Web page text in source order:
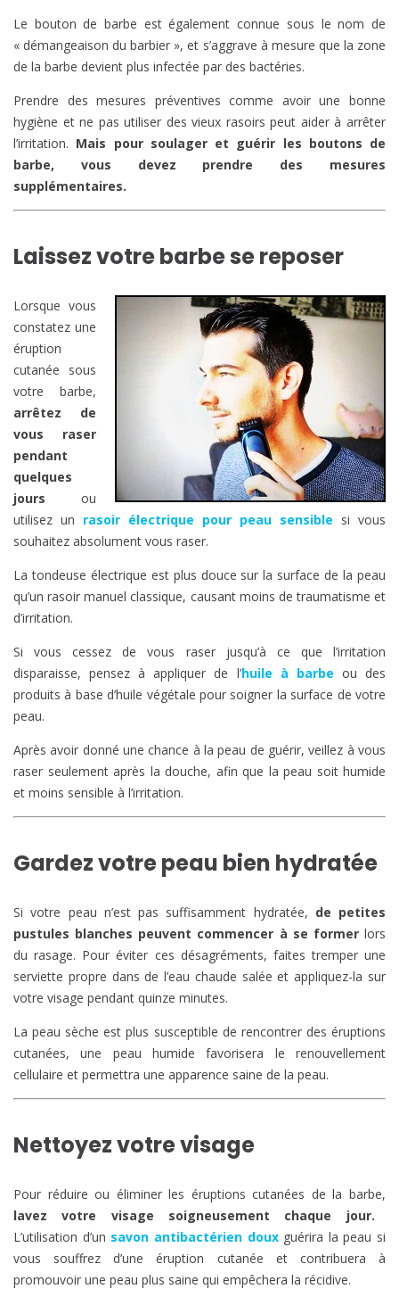
Le bouton de barbe est également connue sous le nom de
« démangeaison du barbier », et s’aggrave à mesure que la zone
de la barbe devient plus infectée par des bactéries.
Prendre des mesures préventives comme avoir une bonne
hygiène et ne pas utiliser des vieux rasoirs peut aider à arrêter
l’irritation. Mais pour soulager et guérir les boutons de
barbe, vous devez prendre des mesures
supplémentaires.
Laissez votre barbe se reposer
Lorsque vous
constatez une
éruption
cutanée sous
votre barbe,
arrêtez de
vous raser
pendant
quelques
jours ou
utilisez un rasoir électrique pour peau sensible si vous
souhaitez absolument vous raser.
La tondeuse électrique est plus douce sur la surface de la peau
qu’un rasoir manuel classique, causant moins de traumatisme et
d’irritation.
Si vous cessez de vous raser jusqu’à ce que l’irritation
disparaisse, pensez à appliquer de l’huile à barbe ou des
produits à base d’huile végétale pour soigner la surface de votre
peau.
Après avoir donné une chance à la peau de guérir, veillez à vous
raser seulement après la douche, afin que la peau soit humide
et moins sensible à l’irritation.
Gardez votre peau bien hydratée
Si votre peau n’est pas suffisamment hydratée, de petites
pustules blanches peuvent commencer à se formerlors
du rasage. Pour éviter ces désagréments, faites tremper une
serviette propre dans de l’eau chaude salée et appliquez-la sur
votre visage pendant quinze minutes.
La peau sèche est plus susceptible de rencontrer des éruptions
cutanées, une peau humide favorisera le renouvellement
cellulaire et permettra une apparence saine de la peau.
Nettoyez votre visage
Pour réduire ou éliminer les éruptions cutanées de la barbe,
lavez votre visage soigneusement chaque jour.
L’utilisation d’un savon antibactérien douxguérira la peau si
vous souffrez d’une éruption cutanée et contribuera à
promouvoir une peau plus saine qui empêchera la récidive.